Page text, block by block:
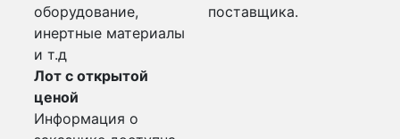
оборудование,
инертные материалы
и т.д
Лот с открытой
ценой
Информация о
поставщика.